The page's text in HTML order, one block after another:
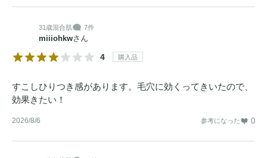
31歳混合肌 7件
miiiohkwさん
4 購入品
すこしひりつき感があります。毛穴に効くってきいたので、
効果きたい！
2026/8/6 参考になった 0